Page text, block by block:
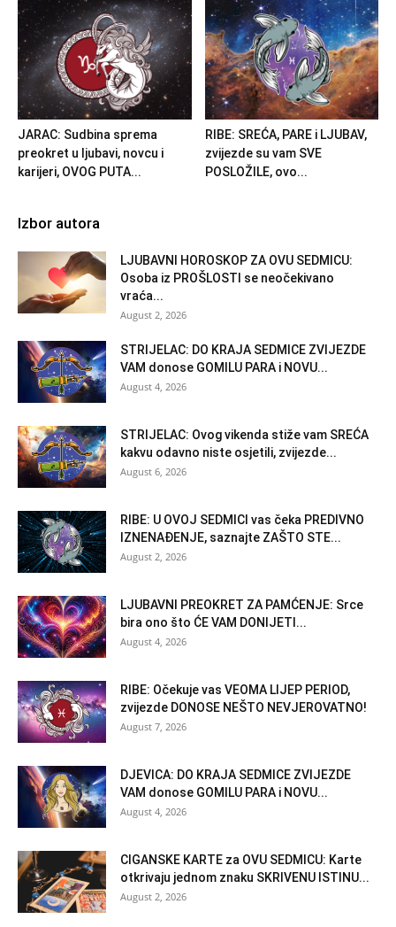
JARAC: Sudbina sprema
preokret u ljubavi, novcu i
karijeri, OVOG PUTA...
RIBE: SREĆA, PARE i LJUBAV,
zvijezde su vam SVE
POSLOŽILE, ovo...
Izbor autora
LJUBAVNI HOROSKOP ZA OVU SEDMICU:
Osoba iz PROŠLOSTI se neočekivano
vraća...
August 2, 2026
STRIJELAC: DO KRAJA SEDMICE ZVIJEZDE
VAM donose GOMILU PARA i NOVU...
August 4, 2026
STRIJELAC: Ovog vikenda stiže vam SREĆA
kakvu odavno niste osjetili, zvijezde...
August 6, 2026
RIBE: U OVOJ SEDMICI vas čeka PREDIVNO
IZNENAĐENJE, saznajte ZAŠTO STE...
August 2, 2026
LJUBAVNI PREOKRET ZA PAMĆENJE: Srce
bira ono što ĆE VAM DONIJETI...
August 4, 2026
RIBE: Očekuje vas VEOMA LIJEP PERIOD,
zvijezde DONOSE NEŠTO NEVJEROVATNO!
August 7, 2026
DJEVICA: DO KRAJA SEDMICE ZVIJEZDE
VAM donose GOMILU PARA i NOVU...
August 4, 2026
CIGANSKE KARTE za OVU SEDMICU: Karte
otkrivaju jednom znaku SKRIVENU ISTINU...
August 2, 2026